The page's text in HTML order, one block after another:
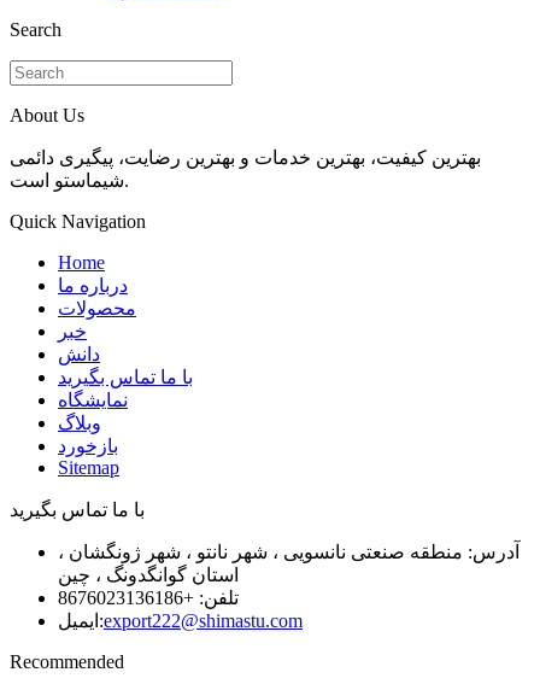
Search
About Us
بهترین کیفیت، بهترین خدمات و بهترین رضایت، پیگیری دائمی
شیماستو است.
Quick Navigation
Home
درباره ما
محصولات
خبر
دانش
با ما تماس بگیرید
نمایشگاه
وبلاگ
بازخورد
Sitemap
با ما تماس بگیرید
آدرس: منطقه صنعتی نانسویی ، شهر نانتو ، شهر ژونگشان ،
استان گوانگدونگ ، چین
تلفن: +8676023136186
ایمیل:export222@shimastu.com
Recommended